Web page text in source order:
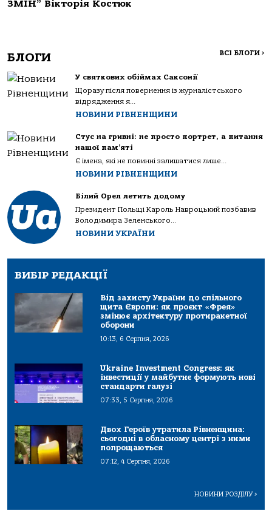
ЗМІН” Вікторія Костюк
БЛОГИ ВСІ БЛОГИ >
У святкових обіймах Саксонії
Щоразу після повернення із журналістського
відрядження я...
НОВИНИ РІВНЕНЩИНИ
Стус на гривні: не просто портрет, а питання
нашої пам’яті
Є імена, які не повинні залишатися лише...
НОВИНИ РІВНЕНЩИНИ
Білий Орел летить додому
Президент Польщі Кароль Навроцький позбавив
Володимира Зеленського...
НОВИНИ УКРАЇНИ
ВИБІР РЕДАКЦІЇ
Від захисту України до спільного
щита Європи: як проєкт «Фрея»
змінює архітектуру протиракетної
оборони
10:13, 6 Серпня, 2026
Ukraine Investment Congress: як
інвестиції у майбутнє формують нові
стандарти галузі
07:33, 5 Серпня, 2026
Двох Героїв утратила Рівненщина:
сьогодні в обласному центрі з ними
попрощаються
07:12, 4 Серпня, 2026
НОВИНИ РОЗДІЛУ>